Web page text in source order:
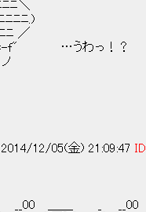
＼
ﾆﾆ.)
／
…うわっ！？
2014/12/05(金) 21:09:47
＿＿ _ __00